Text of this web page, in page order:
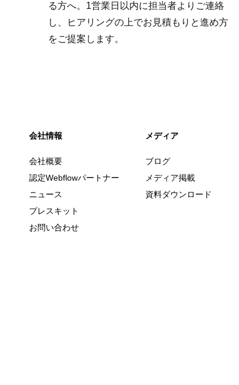
る方へ。1営業日以内に担当者よりご連絡
し、ヒアリングの上でお見積もりと進め方
をご提案します。
会社情報
会社概要
認定Webflowパートナー
ニュース
プレスキット
お問い合わせ
メディア
ブログ
メディア掲載
資料ダウンロード